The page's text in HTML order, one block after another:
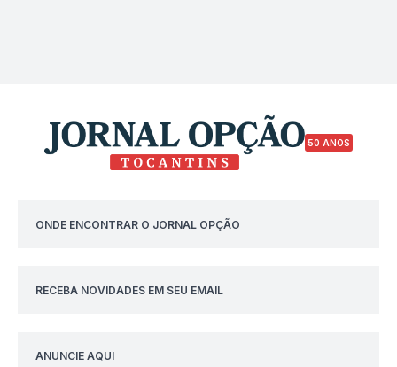
50 ANOS
ONDE ENCONTRAR O JORNAL OPÇÃO
RECEBA NOVIDADES EM SEU EMAIL
ANUNCIE AQUI